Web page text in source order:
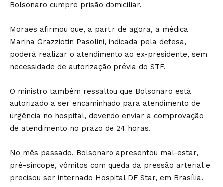
Bolsonaro cumpre prisão domiciliar.
Moraes afirmou que, a partir de agora, a médica
Marina Grazziotin Pasolini, indicada pela defesa,
poderá realizar o atendimento ao ex-presidente, sem
necessidade de autorização prévia do STF.
O ministro também ressaltou que Bolsonaro está
autorizado a ser encaminhado para atendimento de
urgência no hospital, devendo enviar a comprovação
de atendimento no prazo de 24 horas.
No mês passado, Bolsonaro apresentou mal-estar,
pré-síncope, vômitos com queda da pressão arterial e
precisou ser internado Hospital DF Star, em Brasília.